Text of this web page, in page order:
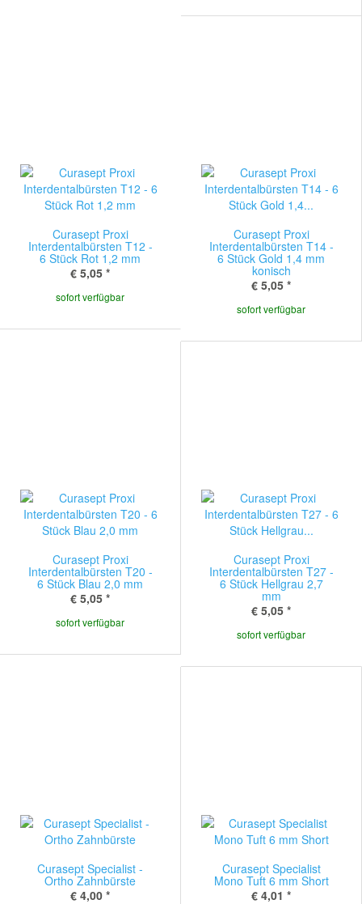
Curasept Proxi
Interdentalbürsten T12 -
6 Stück Rot 1,2 mm
€ 5,05 *
sofort verfügbar
Curasept Proxi
Interdentalbürsten T14 -
6 Stück Gold 1,4 mm
konisch
€ 5,05 *
sofort verfügbar
Curasept Proxi
Interdentalbürsten T20 -
6 Stück Blau 2,0 mm
€ 5,05 *
sofort verfügbar
Curasept Proxi
Interdentalbürsten T27 -
6 Stück Hellgrau 2,7
mm
€ 5,05 *
sofort verfügbar
Curasept Specialist -
Ortho Zahnbürste
€ 4,00 *
Curasept Specialist
Mono Tuft 6 mm Short
€ 4,01 *